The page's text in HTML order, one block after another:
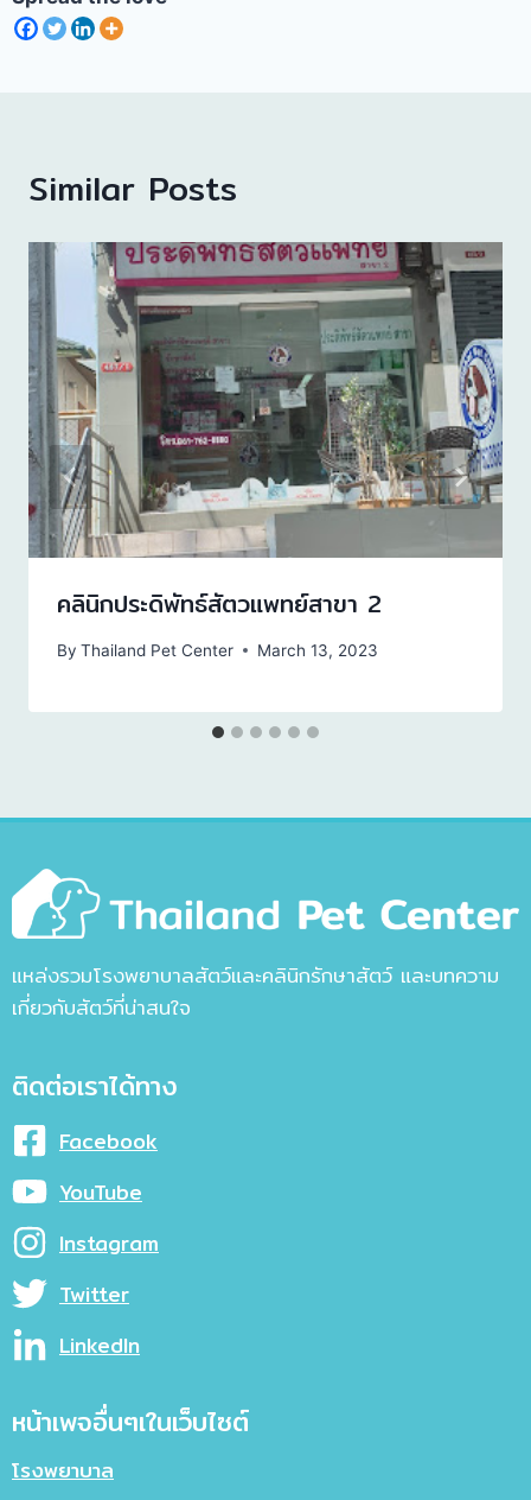
Similar Posts
คลินิกประดิพัทธ์สัตวแพทย์สาขา 2
By Thailand Pet Center March 13, 2023
แหล่งรวมโรงพยาบาลสัตว์และคลินิกรักษาสัตว์ และบทความ
เกี่ยวกับสัตว์ที่น่าสนใจ
ติดต่อเราได้ทาง
Facebook
YouTube
Instagram
Twitter
LinkedIn
หน้าเพจอื่นๆเในเว็บไซต์
โรงพยาบาล